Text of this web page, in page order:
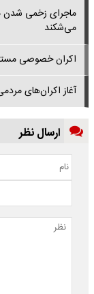
ماجرای زخمی شدن
می‌شکند
اکران خصوصی
آغاز اکران‌های
ارسال نظر